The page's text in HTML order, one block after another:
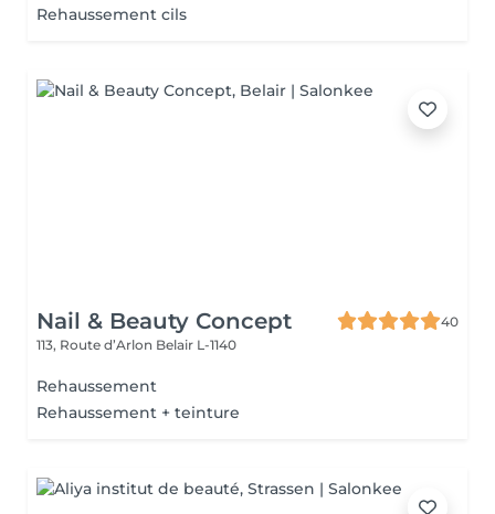
Rehaussement cils
Nail & Beauty Concept
40
113, Route d’Arlon Belair L-1140
Rehaussement
Rehaussement + teinture